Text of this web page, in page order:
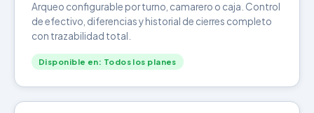
Arqueo configurable por turno, camarero o caja. Control
de efectivo, diferencias y historial de cierres completo
con trazabilidad total.
Disponible en: Todos los planes